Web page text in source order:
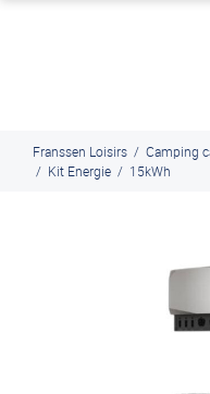
Franssen Loisirs / Camping
/ Kit Energie / 15kWh